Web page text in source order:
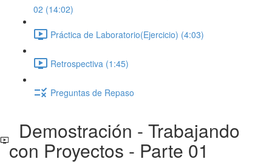
02 (14:02)
Práctica de Laboratorio(Ejercicio) (4:03)
Retrospectiva (1:45)
Preguntas de Repaso
Demostración - Trabajando
con Proyectos - Parte 01